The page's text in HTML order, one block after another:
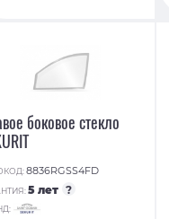
боковое стекло
8836RGSS4FD
5 лет ?